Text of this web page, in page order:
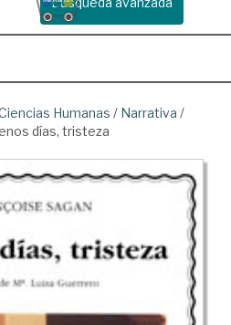
Humanas / Narrativa /
días, tristeza